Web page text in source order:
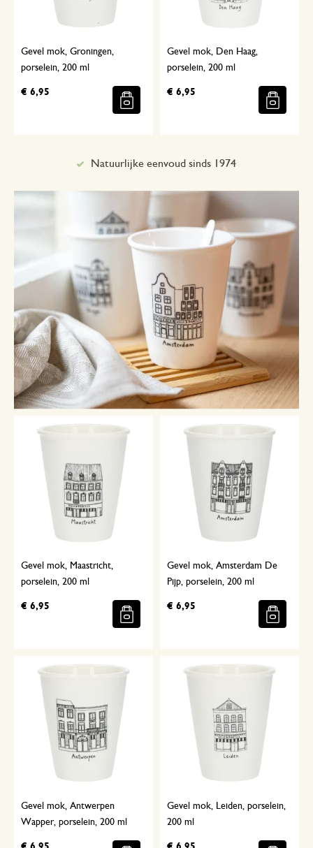
Gevel mok, Groningen,
porselein, 200 ml
€ 6,95
Gevel mok, Den Haag,
porselein, 200 ml
€ 6,95
Gevel mok, Maastricht,
porselein, 200 ml
€ 6,95
Gevel mok, Amsterdam De
Pijp, porselein, 200 ml
€ 6,95
Gevel mok, Antwerpen
Wapper, porselein, 200 ml
Gevel mok, Leiden, porselein,
200 ml
Met aandacht geselecteerd